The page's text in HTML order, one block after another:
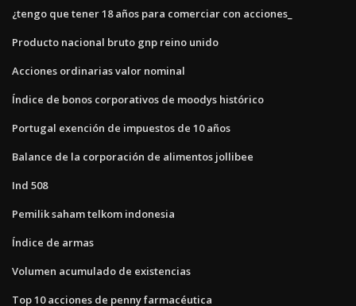
¿tengo que tener 18 años para comerciar con acciones_
Producto nacional bruto gnp reino unido
Acciones ordinarias valor nominal
Índice de bonos corporativos de moodys histórico
Portugal exención de impuestos de 10 años
Balance de la corporación de alimentos jollibee
Ind 508
Pemilik saham telkom indonesia
Índice de armas
Volumen acumulado de existencias
Top 10 acciones de penny farmacéutica